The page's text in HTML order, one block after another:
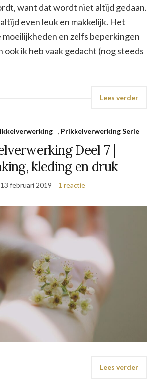
want dat wordt niet altijd gedaan.
even leuk en makkelijk. Het
en zelfs beperkingen
ook ik heb vaak gedacht (nog steeds
Lees verder
, Prikkelverwerking Serie
Deel 7 |
kleding en druk
13 februari 2019 1 reactie
Lees verder